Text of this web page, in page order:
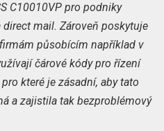
C10010VP pro podniky
mail. Zároveň poskytuje
působícím například v
čárové kódy pro řízení
které je zásadní, aby tato
a zajistila tak bezproblémový